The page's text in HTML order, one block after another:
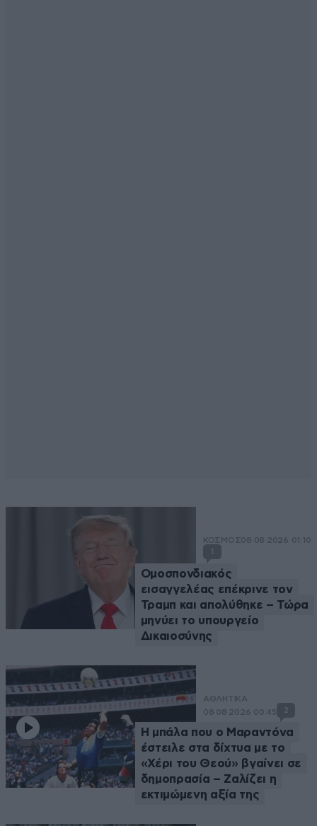
ΚΟΣΜΟΣ08·08·2026 01:10
1
Ομοσπονδιακός
εισαγγελέας επέκρινε τον
Τραμπ και απολύθηκε – Τώρα
μηνύει το υπουργείο
Δικαιοσύνης
ΑΘΛΗΤΙΚΑ
08·08·2026 00:45
2
Η μπάλα που ο Μαραντόνα
έστειλε στα δίχτυα με το
«Χέρι του Θεού» βγαίνει σε
δημοπρασία – Ζαλίζει η
εκτιμώμενη αξία της